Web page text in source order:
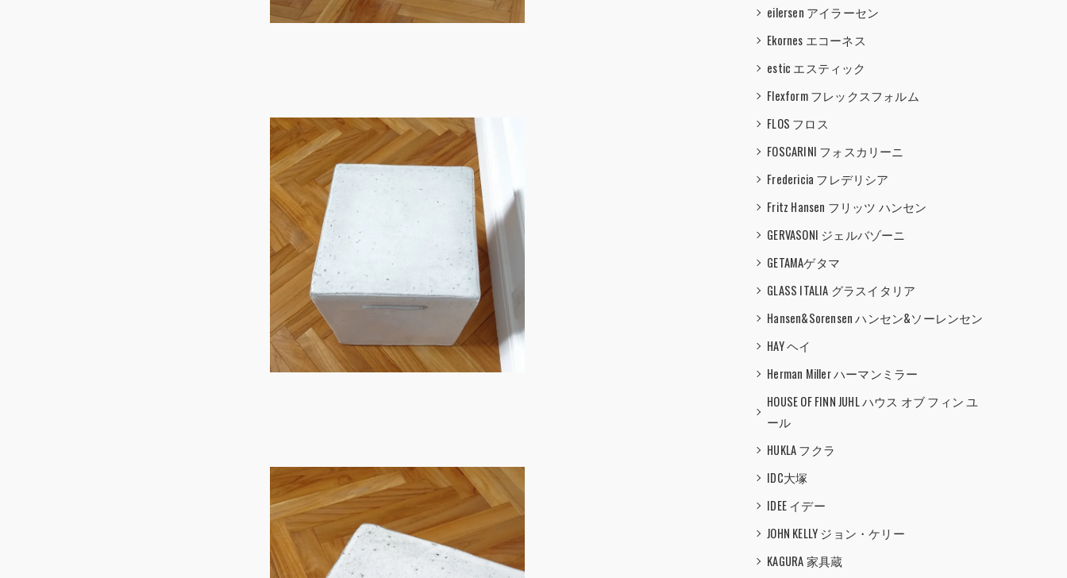
eilersen アイラーセン
Ekornes エコーネス
estic エスティック
Flexform フレックスフォルム
FLOS フロス
FOSCARINI フォスカリーニ
Fredericia フレデリシア
Fritz Hansen フリッツ ハンセン
GERVASONI ジェルバゾーニ
GETAMAゲタマ
GLASS ITALIA グラスイタリア
Hansen&Sorensen ハンセン&ソーレンセン
HAY ヘイ
Herman Miller ハーマンミラー
HOUSE OF FINN JUHL ハウス オブ フィン ユ
ール
HUKLA フクラ
IDC大塚
IDEE イデー
JOHN KELLY ジョン・ケリー
KAGURA 家具蔵